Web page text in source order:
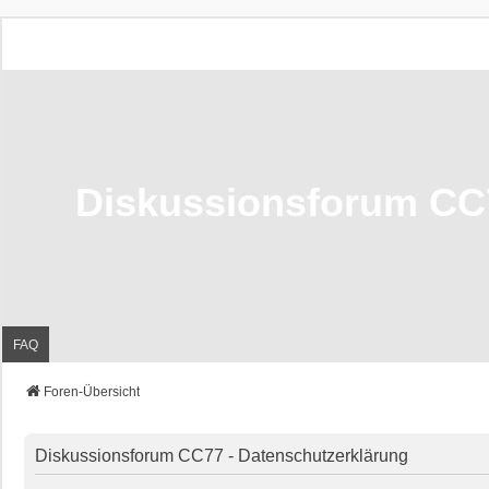
Diskussionsforum
FAQ
Foren-Übersicht
Diskussionsforum CC77 - Datenschutzerklärung